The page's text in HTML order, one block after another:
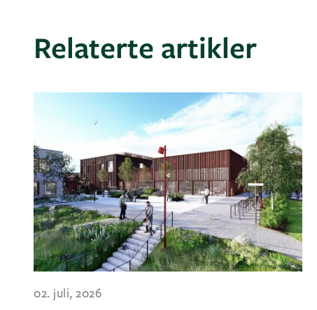
Relaterte artikler
02. juli, 2026